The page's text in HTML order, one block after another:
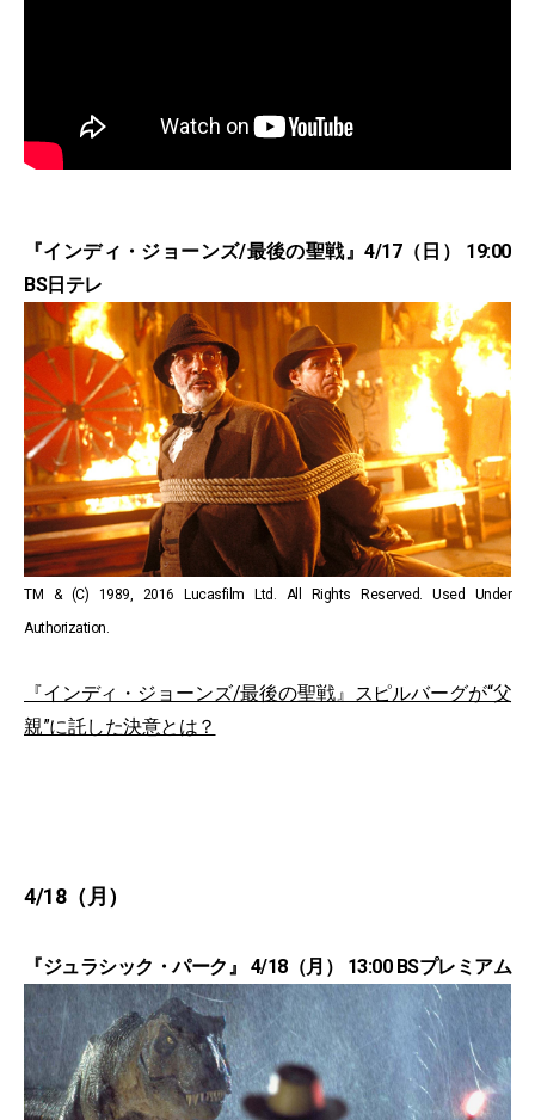
『インディ・ジョーンズ/最後の聖戦』4/17（日） 19:00
BS日テレ
TM & (C) 1989, 2016 Lucasfilm Ltd. All Rights Reserved. Used Under
Authorization.
『インディ・ジョーンズ/最後の聖戦』スピルバーグが“父
親”に託した決意とは？
4/18（月）
『ジュラシック・パーク』 4/18（月） 13:00 BSプレミアム